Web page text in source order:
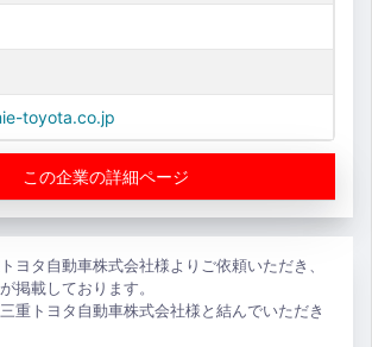
toyota.co.jp
この企業の詳細ページ
ヨタ自動車株式会社様よりご依頼いただき、
掲載しております。
重トヨタ自動車株式会社様と結んでいただき